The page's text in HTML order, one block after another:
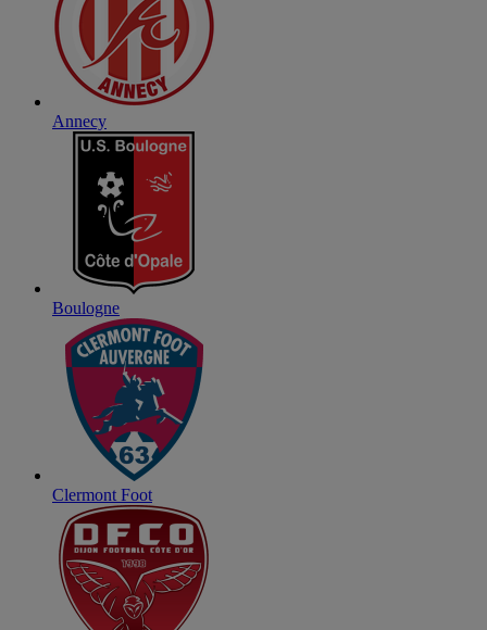
Annecy
Boulogne
Clermont Foot